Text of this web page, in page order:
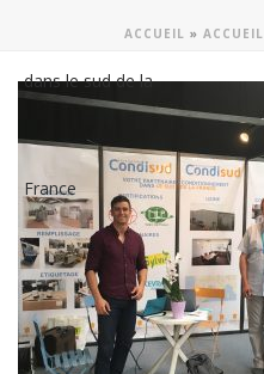
ACCUEIL » ACCUEIL